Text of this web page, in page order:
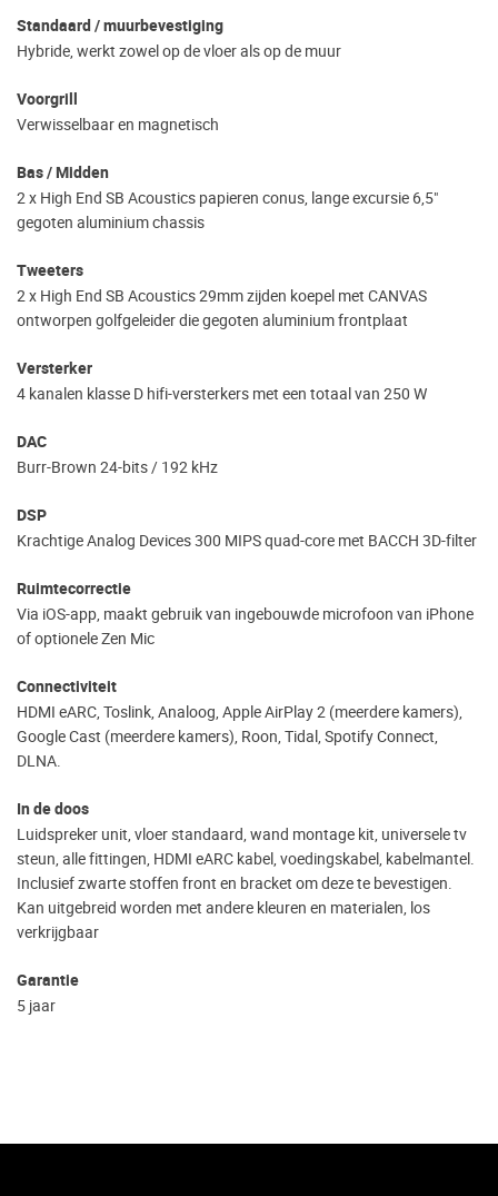
Standaard / muurbevestiging
Hybride, werkt zowel op de vloer als op de muur
Voorgrill
Verwisselbaar en magnetisch
Bas / Midden
2 x High End SB Acoustics papieren conus, lange excursie 6,5"
gegoten aluminium chassis
Tweeters
2 x High End SB Acoustics 29mm zijden koepel met CANVAS
ontworpen golfgeleider die gegoten aluminium frontplaat
Versterker
4 kanalen klasse D hifi-versterkers met een totaal van 250 W
DAC
Burr-Brown 24-bits / 192 kHz
DSP
Krachtige Analog Devices 300 MIPS quad-core met BACCH 3D-filter
Ruimtecorrectie
Via iOS-app, maakt gebruik van ingebouwde microfoon van iPhone
of optionele Zen Mic
Connectiviteit
HDMI eARC, Toslink, Analoog, Apple AirPlay 2 (meerdere kamers),
Google Cast (meerdere kamers), Roon, Tidal, Spotify Connect,
DLNA.
In de doos
Luidspreker unit, vloer standaard, wand montage kit, universele tv
steun, alle fittingen, HDMI eARC kabel, voedingskabel, kabelmantel.
Inclusief zwarte stoffen front en bracket om deze te bevestigen.
Kan uitgebreid worden met andere kleuren en materialen, los
verkrijgbaar
Garantie
5 jaar